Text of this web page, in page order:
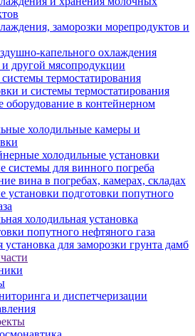
заморозки морепродуктов и
капельного охлаждения
другой мясопродукции
термостатирования
и системы термостатирования
оборудование в контейнерном
холодильные камеры и
холодильные установки
системы для винного погреба
вина в погребах, камерах, складах
установки подготовки попутного
холодильная установка
попутного нефтяного газа
установка для заморозки грунта дамб
и диспетчеризации